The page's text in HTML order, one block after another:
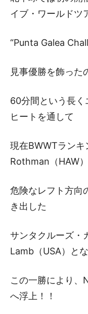
イブ・ワールドツ
“Punta Galea
見事優勝を飾った
60分間という長
ヒートを通して
現在BWWTランキ
Rothman（HAW
危険なレフト方向
き出した
サンタクルーズ・
Lamb（USA）と
この一勝により、
へ浮上！！